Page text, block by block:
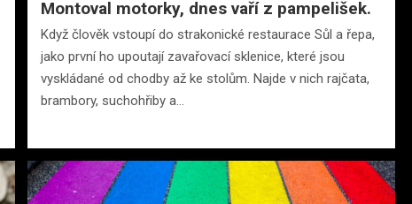
Montoval motorky, dnes vaří z pampelišek.
Když člověk vstoupí do strakonické restaurace Sůl a řepa,
jako první ho upoutají zavařovací sklenice, které jsou
vyskládané od chodby až ke stolům. Najde v nich rajčata,
brambory, suchohřiby a…